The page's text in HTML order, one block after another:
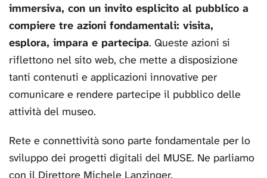
immersiva, con un invito esplicito al pubblico a
compiere tre azioni fondamentali: visita,
esplora, impara e partecipa. Queste azioni si
riflettono nel sito web, che mette a disposizione
tanti contenuti e applicazioni innovative per
comunicare e rendere partecipe il pubblico delle
attività del museo.
Rete e connettività sono parte fondamentale per lo
sviluppo dei progetti digitali del MUSE. Ne parliamo
con il Direttore Michele Lanzinger.